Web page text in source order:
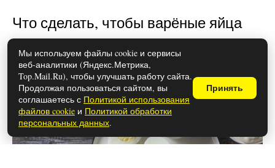
Что сделать, чтобы варёные яйца
легко чистились: проверенные
способы
Мы используем файлы cookie и сервисы
веб-аналитики (Яндекс.Метрика,
Top.Mail.Ru), чтобы улучшать работу сайта.
Продолжая пользоваться сайтом, вы
соглашаетесь с Политикой использования
файлов cookie и Политикой обработки
персональных данных.
Принять